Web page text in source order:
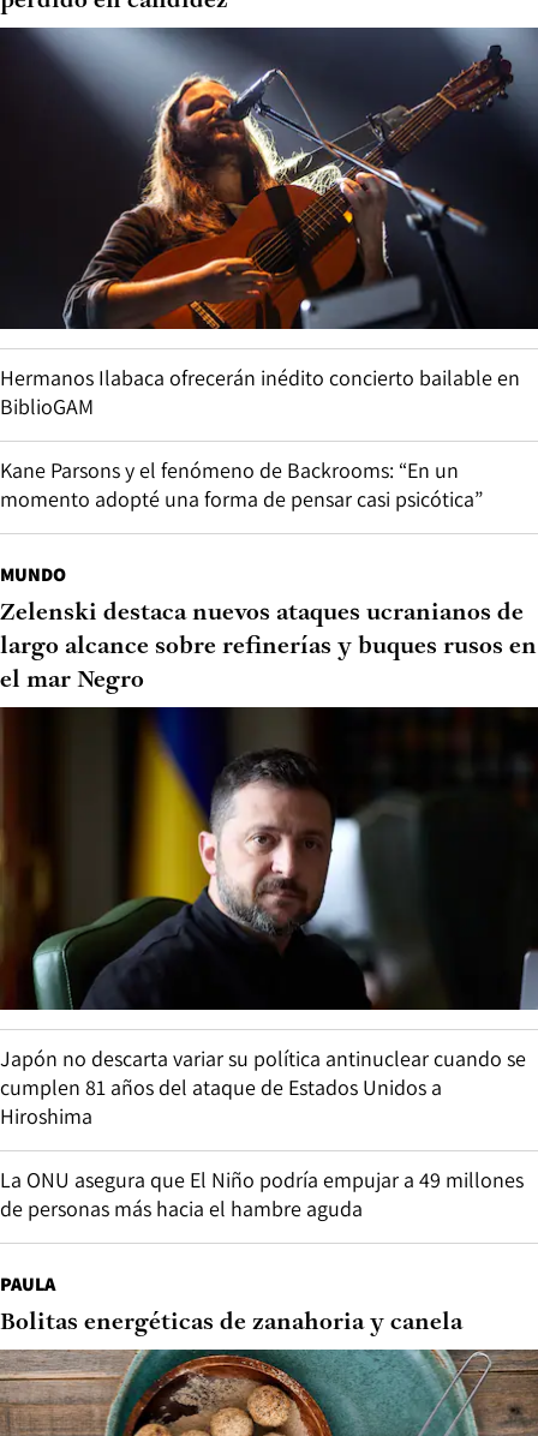
Hermanos Ilabaca ofrecerán inédito concierto bailable en
BiblioGAM
Kane Parsons y el fenómeno de Backrooms: “En un
momento adopté una forma de pensar casi psicótica”
MUNDO
Zelenski destaca nuevos ataques ucranianos de
largo alcance sobre refinerías y buques rusos en
el mar Negro
Japón no descarta variar su política antinuclear cuando se
cumplen 81 años del ataque de Estados Unidos a
Hiroshima
La ONU asegura que El Niño podría empujar a 49 millones
de personas más hacia el hambre aguda
PAULA
Bolitas energéticas de zanahoria y canela